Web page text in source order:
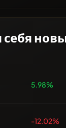
себя
5.98%
-12.02%